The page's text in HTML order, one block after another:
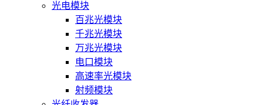
光电模块
百兆光模块
千兆光模块
万兆光模块
电口模块
高速率光模块
射频模块